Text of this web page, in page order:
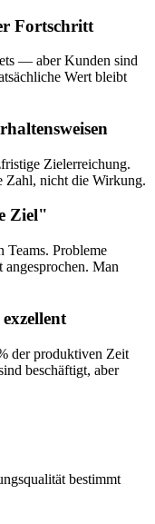
Fortschritt
— aber Kunden sind
Wert bleibt
Zielerreichung.
Zahl, nicht die Wirkung.
Ziel"
Teams. Probleme
Man
der produktiven Zeit
beschäftigt, aber
bestimmt